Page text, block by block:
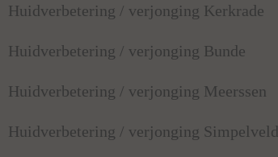
Huidverbetering / verjonging Kerkrade
Huidverbetering / verjonging Bunde
Huidverbetering / verjonging Meerssen
Huidverbetering / verjonging Simpelveld